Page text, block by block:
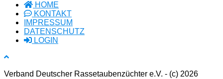
HOME
KONTAKT
IMPRESSUM
DATENSCHUTZ
LOGIN
Verband Deutscher Rassetaubenzüchter e.V. - (c) 2026